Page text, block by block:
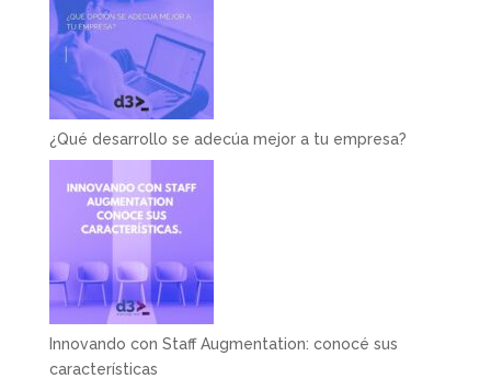
¿Qué desarrollo se adecúa mejor a tu empresa?
Innovando con Staff Augmentation: conocé sus
características